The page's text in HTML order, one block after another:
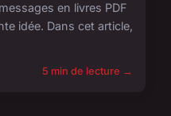
en livres PDF
idée. Dans cet article,
5 min de lecture →